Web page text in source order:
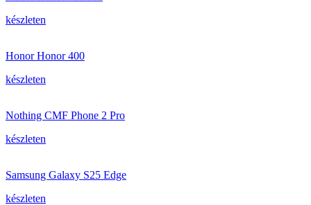
készleten
Honor Honor 400
készleten
Nothing CMF Phone 2 Pro
készleten
Samsung Galaxy S25 Edge
készleten